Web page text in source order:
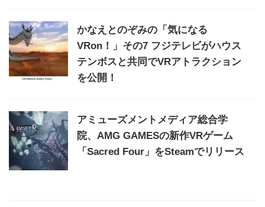
かなえとのぞみの「気になる
VRon！」その7 フジテレビがハウス
テンボスと共同でVRアトラクション
を公開！
アミューズメントメディア総合学
院、AMG GAMESの新作VRゲーム
「Sacred Four」をSteamでリリース